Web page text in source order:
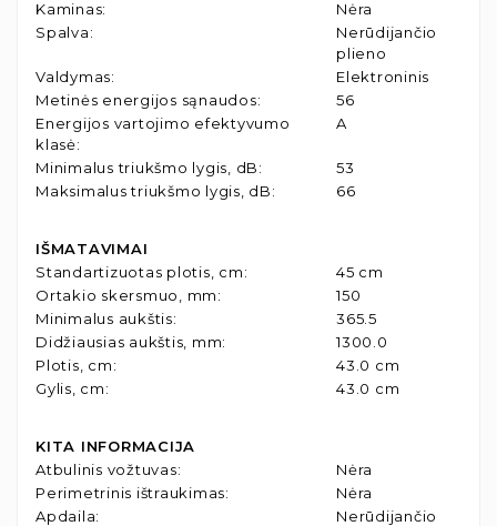
Kaminas:
Nėra
Spalva:
Nerūdijančio
plieno
Valdymas:
Elektroninis
Metinės energijos sąnaudos:
56
Energijos vartojimo efektyvumo
klasė:
A
Minimalus triukšmo lygis, dB:
53
Maksimalus triukšmo lygis, dB: 66
IŠMATAVIMAI
Standartizuotas plotis, cm:
45 cm
Ortakio skersmuo, mm:
150
Minimalus aukštis:
365.5
Didžiausias aukštis, mm:
1300.0
Plotis, cm:
43.0 cm
Gylis, cm: 43.0 cm
KITA INFORMACIJA
Atbulinis vožtuvas:
Nėra
Perimetrinis ištraukimas:
Nėra
Apdaila:
Nerūdijančio